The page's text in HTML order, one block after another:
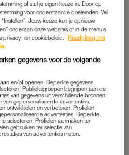
procent nu.
hogere toelage van de staat.
panel vindt het onterecht dat hij
geld krijgt. Zijn toelage stijgt dit
miljoen euro aan inkomen, plus 5,1
zegt een deelnemer van het
verkeerd signaal van een koning
staan.”
Lees ook
van een knalgele Zara tot rode
of stel je eigen keuze in. Door op
voor onderstaande doeleinden. Wil
Jouw keuze kun je opnieuw
onderaan onze websites of in de menu’s
privacy- en cookiebeleid.
Raadpleeg ons
gegevens voor de volgende
en/of openen. Beperkte gegevens
Publieksgroepen begrijpen aan de
van gegevens uit verschillende bronnen.
van gepersonaliseerde advertenties.
ontwikkelen en verbeteren. Profielen
advertenties. Beperkte
selecteren. Profielen aanmaken ter
gebruiken ter selectie van
van advertenties meten.